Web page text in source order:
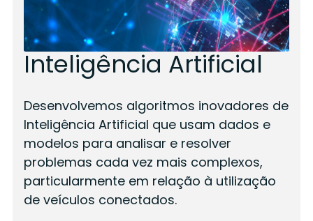
Inteligência Artificial
Desenvolvemos algoritmos inovadores de
Inteligência Artificial que usam dados e
modelos para analisar e resolver
problemas cada vez mais complexos,
particularmente em relação à utilização
de veículos conectados.